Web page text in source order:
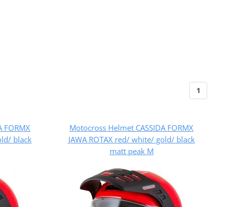
1
FORMX
black
Motocross Helmet CASSIDA FORMX
JAWA ROTAX red/ white/ gold/ black
matt peak M